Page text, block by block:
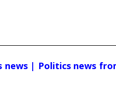
| Politics news